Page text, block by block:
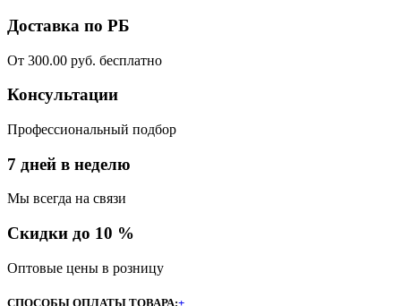
Доставка по РБ
От 300.00 руб. бесплатно
Консультации
Профессиональный подбор
7 дней в неделю
Мы всегда на связи
Скидки до 10 %
Оптовые цены в розницу
СПОСОБЫ ОПЛАТЫ ТОВАРА:+